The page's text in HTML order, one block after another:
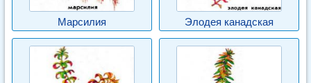
Марсилия Элодея канадская